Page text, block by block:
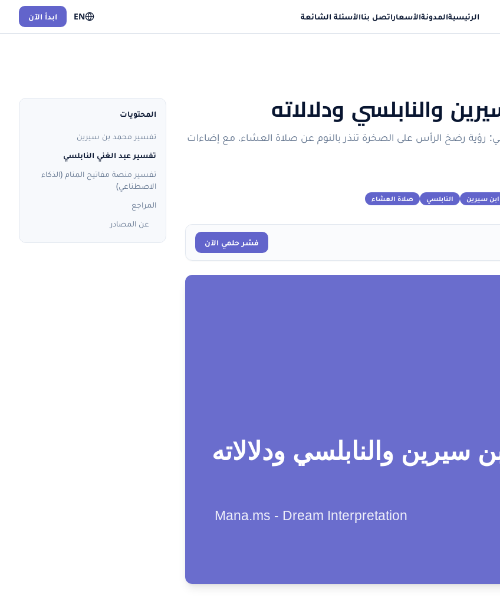
الرئيسيةالمدونةالأسعاراتصل بناالأسئلة الشائعة EN ابدأ الآن
والنابلسي ودلالاته
رؤية رضخ الرأس على الصخرة تنذر بالنوم عن صلاة العشاء، مع إضاءات
ابن سيرين النابلسي صلاة العشاء
فسّر حلمي الآن
المحتويات
تفسير محمد بن سيرين
تفسير عبد الغني النابلسي
تفسير منصة مفاتيح المنام (الذكاء
الاصطناعي)
المراجع
عن المصادر